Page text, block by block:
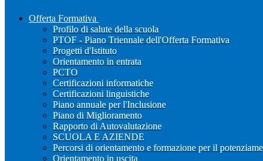
Offerta Formativa
Profilo di salute della scuola
PTOF - Piano Triennale dell'Offerta Formativa
Progetti d'Istituto
Orientamento in entrata
PCTO
Certificazioni informatiche
Certificazioni linguistiche
Piano annuale per l'Inclusione
Piano di Miglioramento
Rapporto di Autovalutazione
SCUOLA E AZIENDE
Percorsi di orientamento e formazione per il
Orientamento in uscita